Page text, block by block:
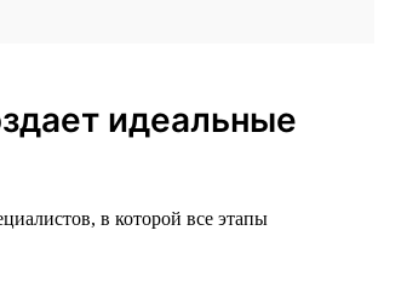
идеальные
в которой все этапы